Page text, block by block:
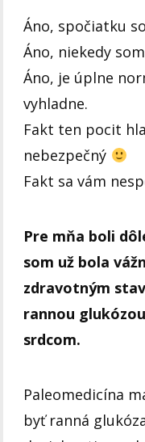
Áno, spočiatku
Áno, niekedy
Áno, je úplne
vyhladne.
Fakt ten pocit
nebezpečný
Fakt sa vám
Pre mňa boli
som už bola
zdravotným
rannou
srdcom.
Paleomedicína
byť ranná